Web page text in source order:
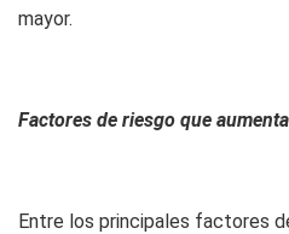
mayor.
Factores de riesgo que
Entre los principales factores